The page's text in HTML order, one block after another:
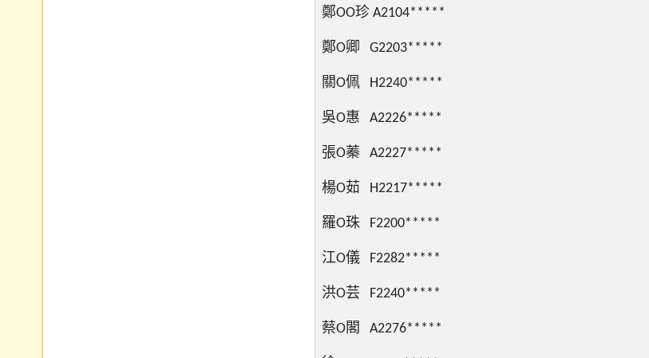
鄭OO珍 A2104*****
鄭O卿 G2203*****
關O佩 H2240*****
吳O惠 A2226*****
張O蓁 A2227*****
楊O茹 H2217*****
羅O珠 F2200*****
江O儀 F2282*****
洪O芸 F2240*****
蔡O閣 A2276*****